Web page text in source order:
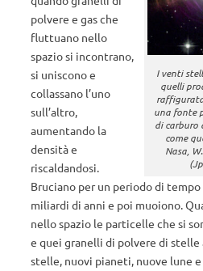
I venti
quelli
una fonte
di carburo
come
Nasa,
polvere e gas che
fluttuano nello
spazio si incontrano,
si uniscono e
collassano l’uno
sull’altro,
aumentando la
densità e
riscaldandosi.
Bruciano per un periodo di
miliardi di anni e poi muoiono.
nello spazio le particelle che si
e quei granelli di polvere di stelle
stelle, nuovi pianeti, nuove lune